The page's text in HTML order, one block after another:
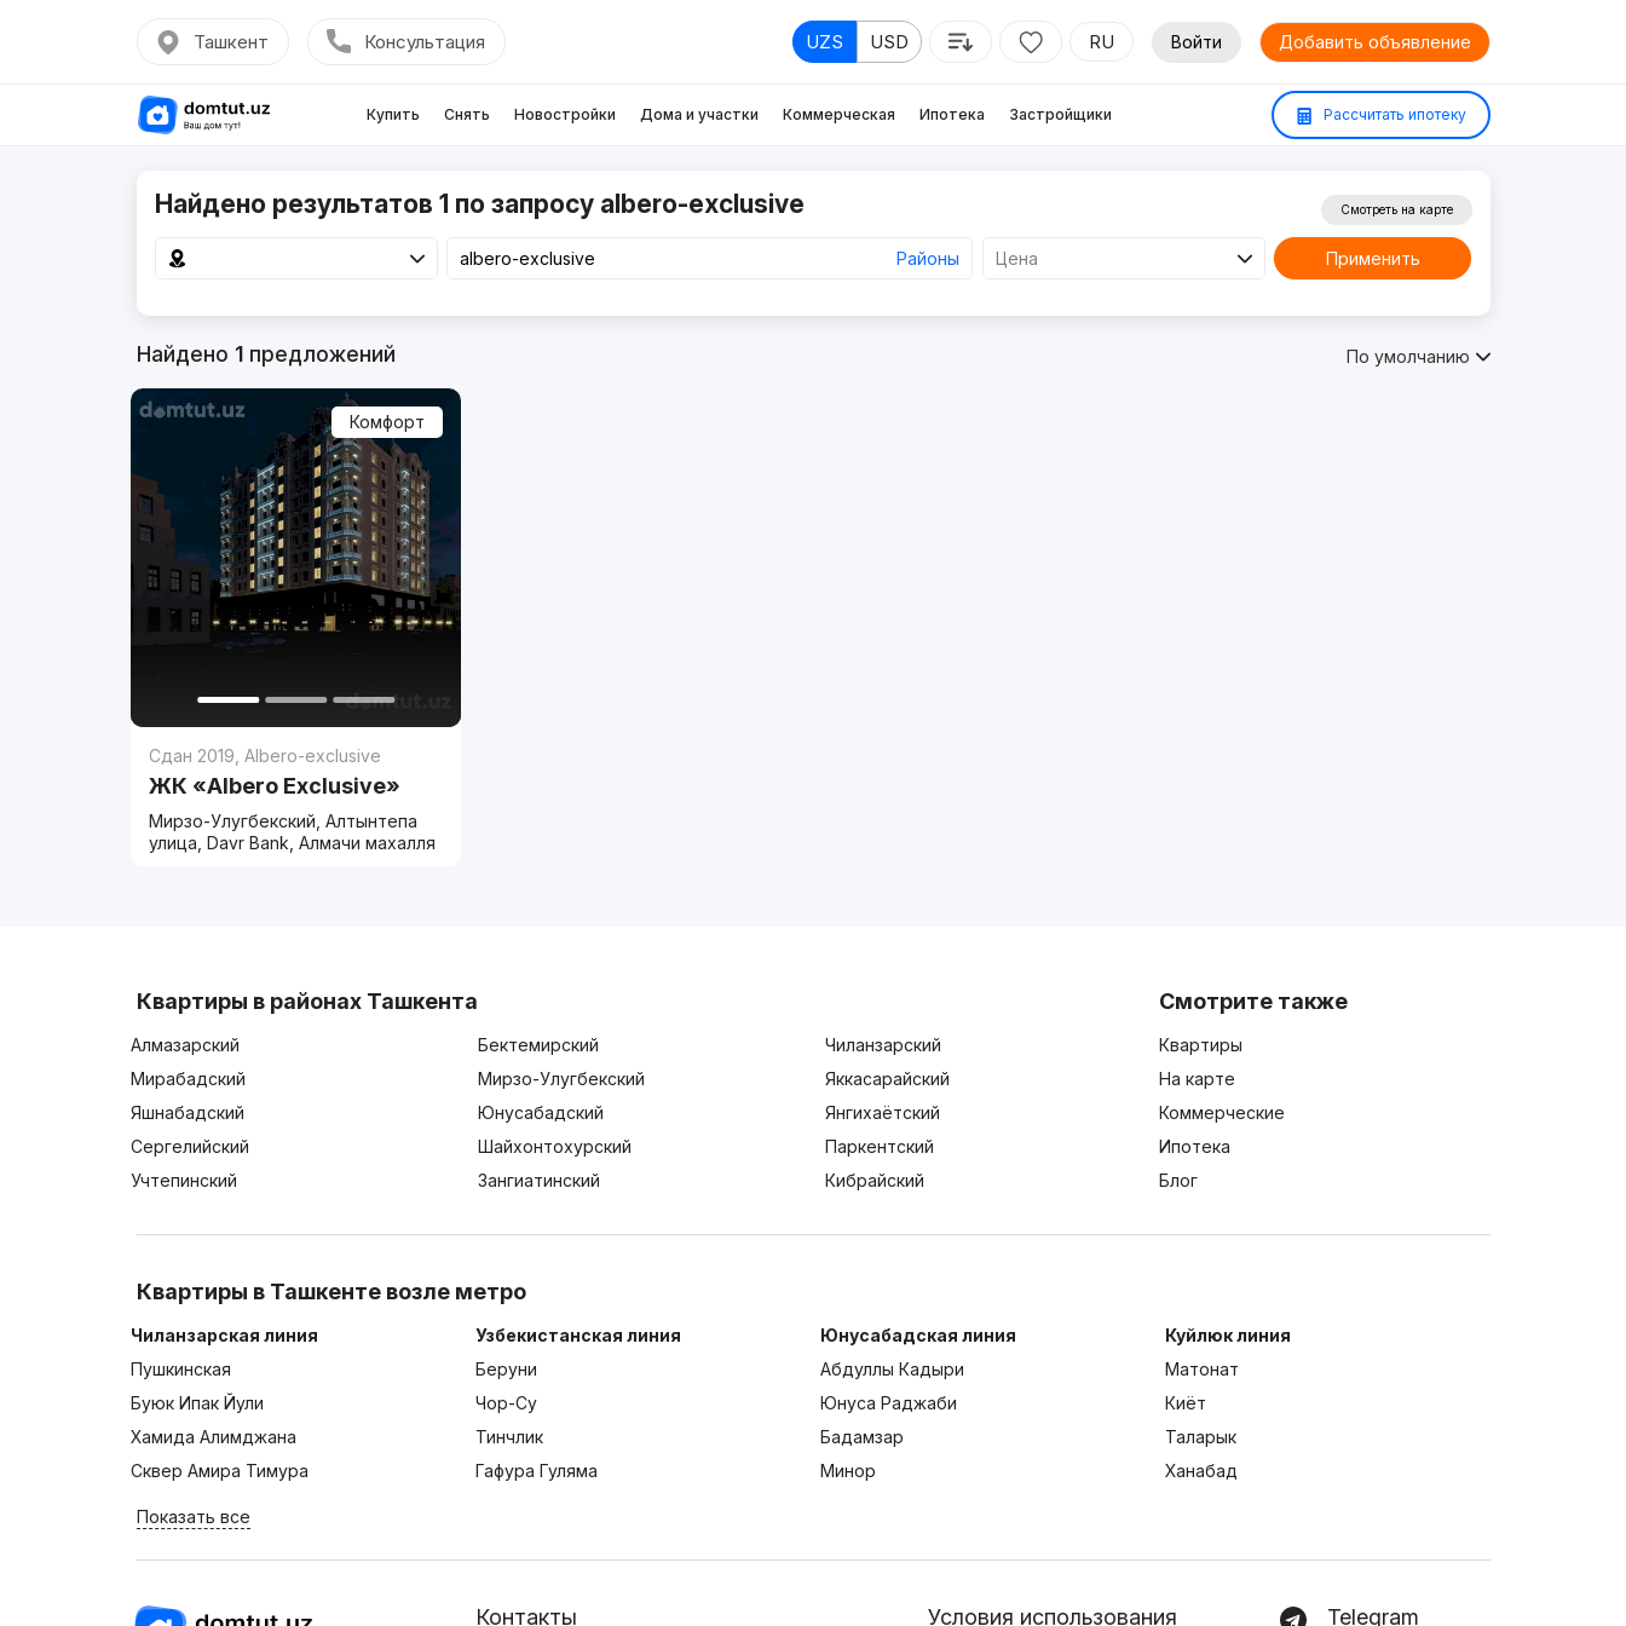
Ташкент Консультация UZS USD RU Войти Добавить объявление
Купить Снять Новостройки Дома и участки Коммерческая Ипотека Застройщики Рассчитать ипотеку
Найдено результатов 1 по запросу albero-exclusive
Районы Цена
Смотреть на карте
Применить
Найдено 1предложений По умолчанию
Комфорт
Сдан 2019 ,Albero-exclusive
ЖК «Albero Exclusive»
Мирзо-Улугбекский, Алтынтепа
улица, Davr Bank, Алмачи махалля
Квартиры в районах Ташкента
Алмазарский Бектемирский
Чиланзарский
Мирабадский
Мирзо-Улугбекский
Яккасарайский
Яшнабадский
Юнусабадский
Янгихаётский
Сергелийский
Шайхонтохурский
Паркентский
Учтепинский
Зангиатинский Кибрайский
Смотрите также
Квартиры
На карте
Коммерческие
Ипотека
Блог
Квартиры в Ташкенте возле метро
Чиланзарская линия
Пушкинская
Буюк Ипак Йули
Хамида Алимджана
Сквер Амира Тимура
Узбекистанская линия
Беруни
Чор-Су
Тинчлик
Гафура Гуляма
Юнусабадская линия
Абдуллы Кадыри
Юнуса Раджаби
Бадамзар
Минор
Куйлюк линия
Матонат
Киёт
Таларык
Ханабад
Показать все
Контакты Условия использования Telegram